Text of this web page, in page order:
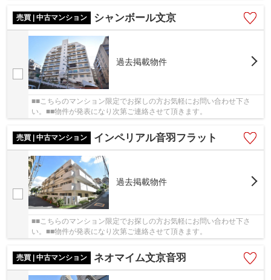
売買 | 中古マンション シャンボール文京
過去掲載物件
■■こちらのマンション限定でお探しの方お気軽にお問い合わせ下さ
い。■■物件が発表になり次第ご連絡させて頂きます。
売買 | 中古マンション インペリアル音羽フラット
過去掲載物件
■■こちらのマンション限定でお探しの方お気軽にお問い合わせ下さ
い。■■物件が発表になり次第ご連絡させて頂きます。
売買 | 中古マンション ネオマイム文京音羽